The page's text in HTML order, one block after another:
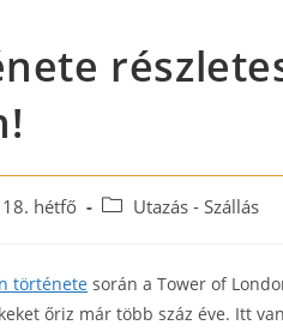
hétfő
Post Utazás - Szállás
története során a Tower of
őriz már több száz éve. Itt